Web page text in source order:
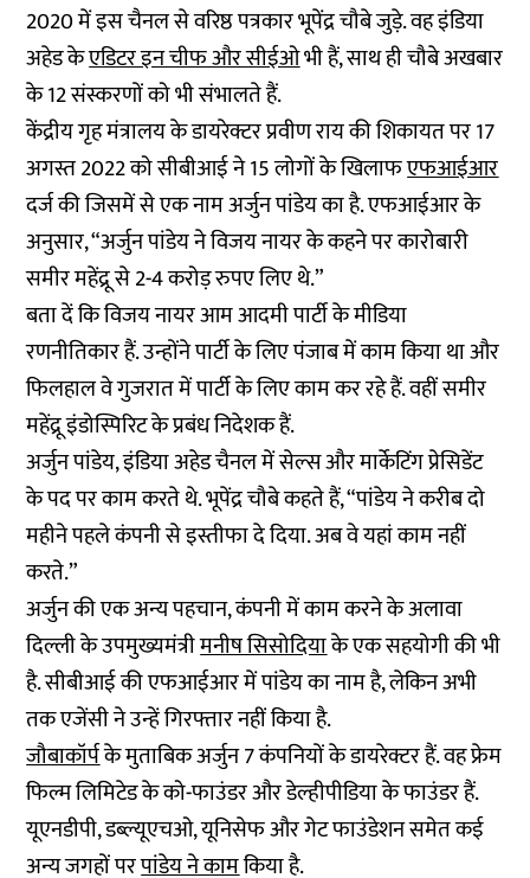
2020 में इस चैनल से वरिष्ठ पत्रकार भूपेंद्र चौबे जुड़े. वह इंडिया
अहेड केएडिटर इन चीफ और सीईओभी हैं, साथ ही चौबे अखबार
के 12 संस्करणों को भी संभालते हैं.
केंद्रीय गृह मंत्रालय के डायरेक्टर प्रवीण राय की शिकायत पर 17
अगस्त 2022 को सीबीआई ने 15 लोगों के खिलाफएफआईआर
दर्ज की जिसमें से एक नाम अर्जुन पांडेय का है. एफआईआर के
अनुसार, “अर्जुन पांडेय ने विजय नायर के कहने पर कारोबारी
समीर महेंद्रू से 2-4 करोड़ रुपए लिए थे.”
बता दें कि विजय नायर आम आदमी पार्टी के मीडिया
रणनीतिकार हैं. उन्होंने पार्टी के लिए पंजाब में काम किया था और
फिलहाल वे गुजरात में पार्टी के लिए काम कर रहे हैं. वहींसमीर
महेंद्रूइंडोस्पिरिट के प्रबंध निदेशक हैं.
अर्जुन पांडेय, इंडिया अहेड चैनल में सेल्स और मार्केटिंग प्रेसिडेंट
के पद पर काम करते थे. भूपेंद्र चौबे कहते हैं, “पांडेय ने करीब दो
महीने पहले कंपनी से इस्तीफा दे दिया. अब वे यहां काम नहीं
करते.”
अर्जुन की एक अन्य पहचान, कंपनी में काम करने के अलावा
दिल्ली के उपमुख्यमंत्रीमनीष सिसोदियाके एक सहयोगी की भी
है. सीबीआई की एफआईआर में पांडेय का नाम है, लेकिन अभी
तक एजेंसी ने उन्हें गिरफ्तार नहीं किया है.
जौबाकॉर्पके मुताबिक अर्जुन 7 कंपनियों के डायरेक्टर हैं. वह फ्रेम
फिल्म लिमिटेड के को-फाउंडर और डेल्हीपीडिया के फाउंडर हैं.
यूएनडीपी, डब्ल्यूएचओ, यूनिसेफ और गेट फाउंडेशन समेत कई
अन्य जगहों परपांडेय ने कामकिया है.